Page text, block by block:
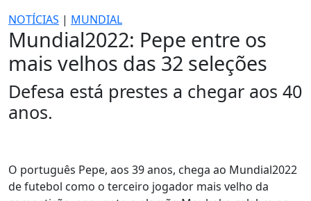
NOTÍCIAS | MUNDIAL
Mundial2022: Pepe entre os
mais velhos das 32 seleções
Defesa está prestes a chegar aos 40
anos.
O português Pepe, aos 39 anos, chega ao Mundial2022
de futebol como o terceiro jogador mais velho da